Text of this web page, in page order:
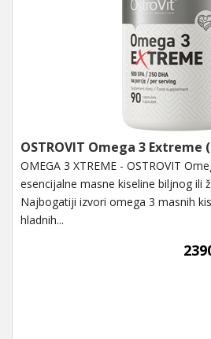
OSTROVIT Omega 3 Extreme
OMEGA 3 XTREME - OSTROVIT
esencijalne masne kiseline biljnog ili
Najbogatiji izvori omega 3 masnih
hladnih...